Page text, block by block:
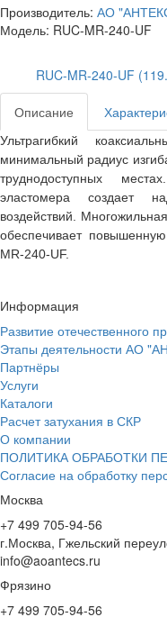
Производитель: АО
Модель: RUC-MR-240-UF
RUC-MR-240-UF
Описание
Ультрагибкий
минимальный радиус
труднодоступных
эластомера создает
воздействий.
обеспечивает
MR-240-UF.
Информация
Развитие отечественного
Этапы деятельности АО
Партнёры
Услуги
Каталоги
Расчет затухания в СКР
О компании
ПОЛИТИКА ОБРАБОТКИ
Согласие на обработку
Москва
+7 499 705-94-56
г.Москва, Гжельский
info@aoantecs.ru
Фрязино
+7 499 705-94-56